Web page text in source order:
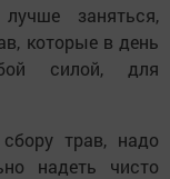
заняться,
которые в день
силой, для
трав, надо
надеть чисто